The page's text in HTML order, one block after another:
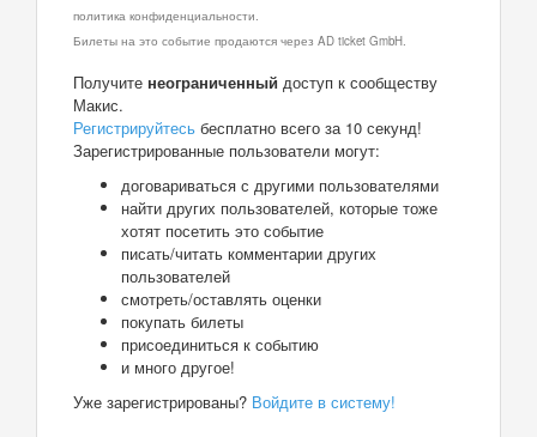
политика конфиденциальности.
Билеты на это событие продаются через AD ticket GmbH.
Получите неограниченный доступ к сообществу
Макис.
Регистрируйтесь бесплатно всего за 10 секунд!
Зарегистрированные пользователи могут:
договариваться с другими пользователями
найти других пользователей, которые тоже
хотят посетить это событие
писать/читать комментарии других
пользователей
смотреть/оставлять оценки
покупать билеты
присоединиться к событию
и много другое!
Уже зарегистрированы? Войдите в систему!